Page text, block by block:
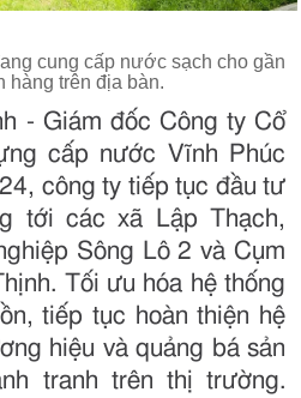
cung cấp nước sạch cho gần
hàng trên địa bàn.
- Giám đốc Công ty Cổ
cấp nước Vĩnh Phúc
công ty tiếp tục đầu tư
tới các xã Lập Thạch,
Sông Lô 2 và Cụm
Tối ưu hóa hệ thống
tiếp tục hoàn thiện hệ
hiệu và quảng bá sản
tranh trên thị trường.